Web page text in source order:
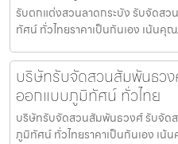
รับตกแต่งสวนลาดกระบัง รับจัดส
ทัศน์ ทั่วไทยราคาเป็นกันเอง เน้นคุ
บริษัทรับจัดสวนสัมพันธว
ออกแบบภูมิทัศน์ ทั่วไทย
บริษัทรับจัดสวนสัมพันธวงศ์ รับจัด
ภูมิทัศน์ ทั่วไทยราคาเป็นกันเอง เ